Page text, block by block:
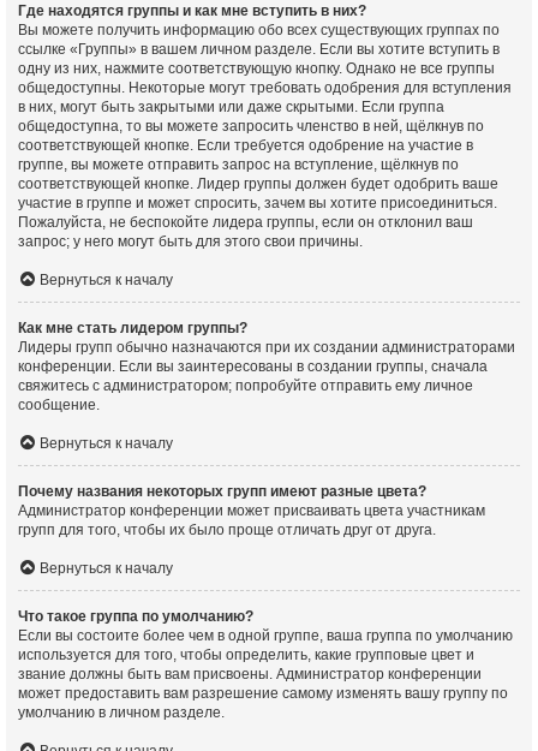
Где находятся группы и как мне вступить в них?
Вы можете получить информацию обо всех существующих группах по
ссылке «Группы» в вашем личном разделе. Если вы хотите вступить в
одну из них, нажмите соответствующую кнопку. Однако не все группы
общедоступны. Некоторые могут требовать одобрения для вступления
в них, могут быть закрытыми или даже скрытыми. Если группа
общедоступна, то вы можете запросить членство в ней, щёлкнув по
соответствующей кнопке. Если требуется одобрение на участие в
группе, вы можете отправить запрос на вступление, щёлкнув по
соответствующей кнопке. Лидер группы должен будет одобрить ваше
участие в группе и может спросить, зачем вы хотите присоединиться.
Пожалуйста, не беспокойте лидера группы, если он отклонил ваш
запрос; у него могут быть для этого свои причины.
Вернуться к началу
Как мне стать лидером группы?
Лидеры групп обычно назначаются при их создании администраторами
конференции. Если вы заинтересованы в создании группы, сначала
свяжитесь с администратором; попробуйте отправить ему личное
сообщение.
Вернуться к началу
Почему названия некоторых групп имеют разные цвета?
Администратор конференции может присваивать цвета участникам
групп для того, чтобы их было проще отличать друг от друга.
Вернуться к началу
Что такое группа по умолчанию?
Если вы состоите более чем в одной группе, ваша группа по умолчанию
используется для того, чтобы определить, какие групповые цвет и
звание должны быть вам присвоены. Администратор конференции
может предоставить вам разрешение самому изменять вашу группу по
умолчанию в личном разделе.